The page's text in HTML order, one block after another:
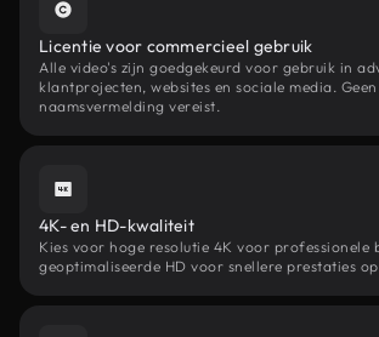
Licentie voor commercieel gebruik
Alle video's zijn goedgekeurd voor gebruik in
klantprojecten, websites en sociale media.
naamsvermelding vereist.
4K- en HD-kwaliteit
Kies voor hoge resolutie 4K voor professionele
geoptimaliseerde HD voor snellere prestaties